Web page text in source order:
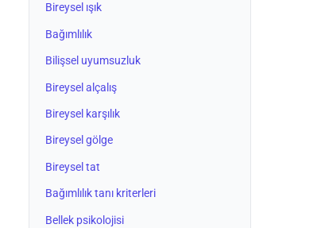
Bireysel ışık
Bağımlılık
Bilişsel uyumsuzluk
Bireysel alçalış
Bireysel karşılık
Bireysel gölge
Bireysel tat
Bağımlılık tanı kriterleri
Bellek psikolojisi